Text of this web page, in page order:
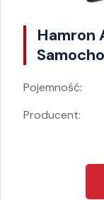
Hamron
Pojemność:
Producent: